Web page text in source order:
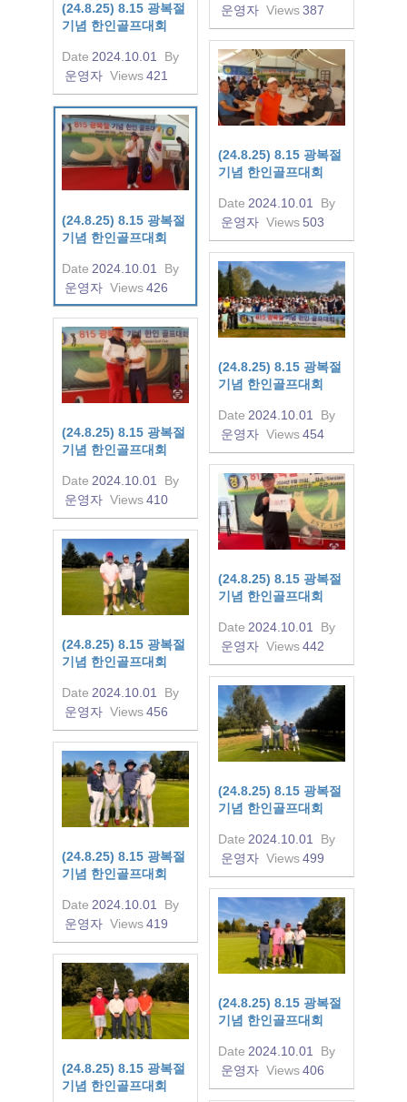
운영자 Views387
(24.8.25) 8.15 광복절
기념 한인골프대회
Date 2024.10.01
By
운영자 Views421
(24.8.25) 8.15 광복절
기념 한인골프대회
Date 2024.10.01
By
운영자 Views 503
(24.8.25) 8.15 광복절
기념 한인골프대회
Date 2024.10.01
By
운영자 Views426
(24.8.25) 8.15 광복절
기념 한인골프대회
Date 2024.10.01
By
운영자 Views454
(24.8.25) 8.15 광복절
기념 한인골프대회
Date 2024.10.01
By
운영자 Views410
(24.8.25) 8.15 광복절
기념 한인골프대회
Date 2024.10.01
By
운영자 Views442
(24.8.25) 8.15 광복절
기념 한인골프대회
Date 2024.10.01
By
운영자 Views456
(24.8.25) 8.15 광복절
기념 한인골프대회
Date 2024.10.01
By
운영자 Views499
(24.8.25) 8.15 광복절
기념 한인골프대회
Date 2024.10.01
By
운영자 Views419
(24.8.25) 8.15 광복절
기념 한인골프대회
Date 2024.10.01
By
운영자 Views406
(24.8.25) 8.15 광복절
기념 한인골프대회